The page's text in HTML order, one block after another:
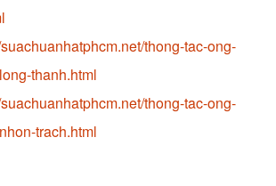
thong-tac-ong-
thanh.html
thong-tac-ong-
trach.html